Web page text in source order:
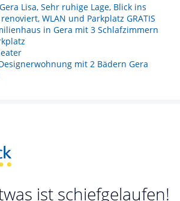
Lisa, Sehr ruhige Lage, Blick ins
WLAN und Parkplatz GRATIS
in Gera mit 3 Schlafzimmern
mit 2 Bädern Gera
ist schiefgelaufen!